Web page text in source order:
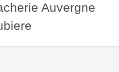
Auvergne